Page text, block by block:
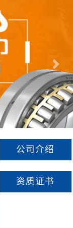
Next
公司介绍
资质证书